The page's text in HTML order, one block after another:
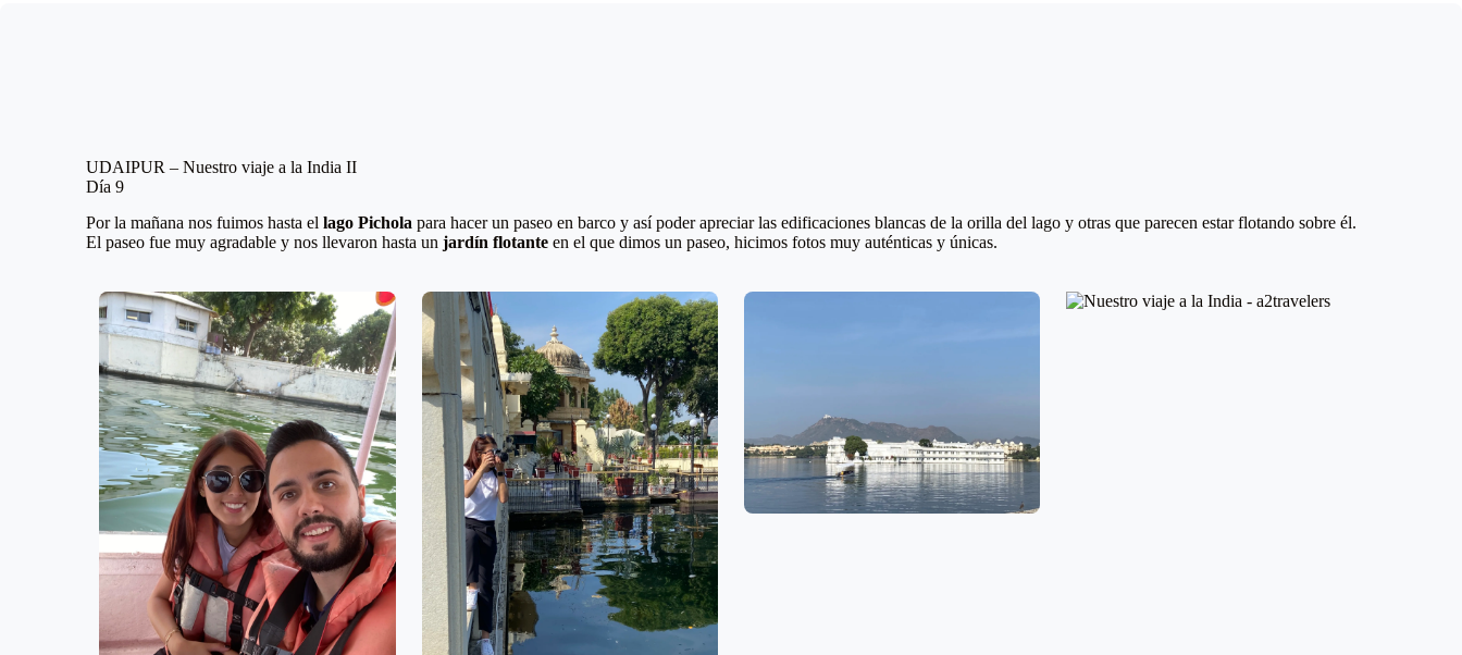
UDAIPUR – Nuestro viaje a la India II
Día 9
Por la mañana nos fuimos hasta ellago Pichola para hacer un paseo en barco y así poder apreciar las edificaciones blancas de la orilla del lago y otras que parecen estar flotando sobre él.
El paseo fue muy agradable y nos llevaron hasta un jardín flotante en el que dimos un paseo, hicimos fotos muy auténticas y únicas.